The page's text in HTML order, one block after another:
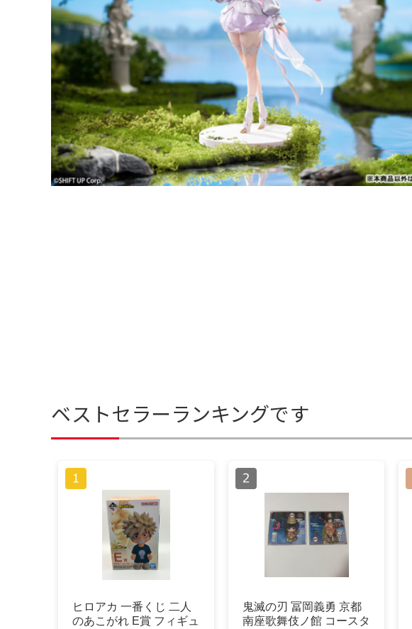
ベストセラーランキングです
ヒロアカ 一番くじ 二人
のあこがれ E賞 フィギュ
鬼滅の刃 冨岡義勇 京都
南座歌舞伎ノ館 コースタ